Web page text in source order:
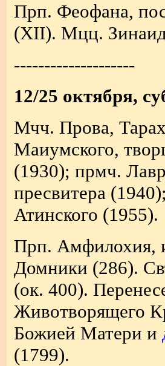
Прп. Феофана,
(XII). Мцц.
--------------------
12/25 октября,
Мчч. Прова,
Маиумского,
(1930); прмч.
пресвитера
Атинского (1955).
Прп. Амфилохия,
Домники (286).
(ок. 400).
Животворящего
Божией Матери и
(1799).